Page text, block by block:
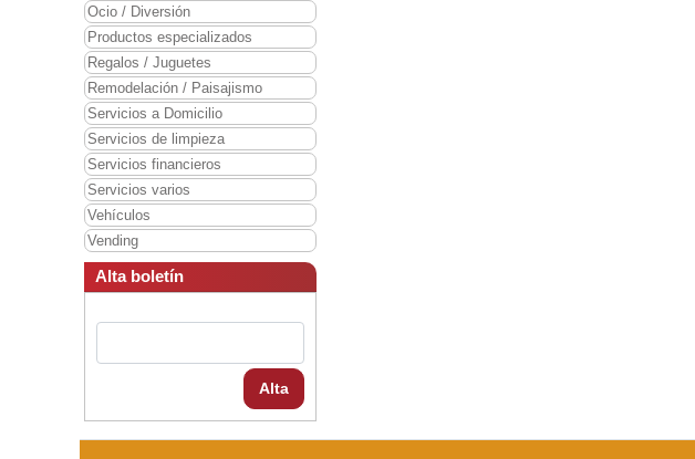
Ocio / Diversión
Productos especializados
Regalos / Juguetes
Remodelación / Paisajismo
Servicios a Domicilio
Servicios de limpieza
Servicios financieros
Servicios varios
Vehículos
Vending
Alta boletín
Alta